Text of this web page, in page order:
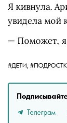
Я кивнула.
увидела мой
— Поможет, я
#ДЕТИ,
Телеграм